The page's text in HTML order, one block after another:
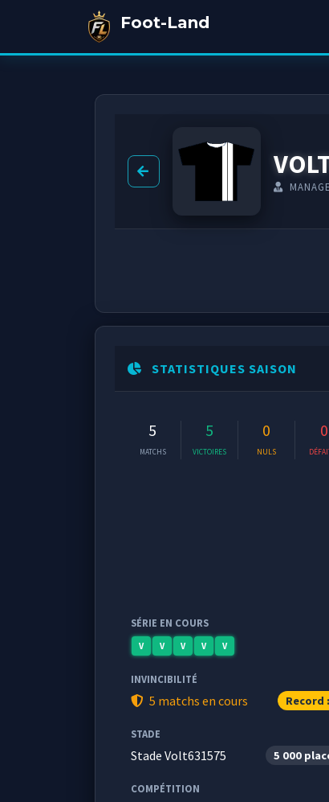
Foot-Land
STATISTIQUES SAISON
5
MATCHS
5
VICTOIRES
0
NULS
0
SÉRIE EN COURS
V V V V V
INVINCIBILITÉ
5 matchs en cours Record
STADE
Stade Volt631575 5 000
COMPÉTITION